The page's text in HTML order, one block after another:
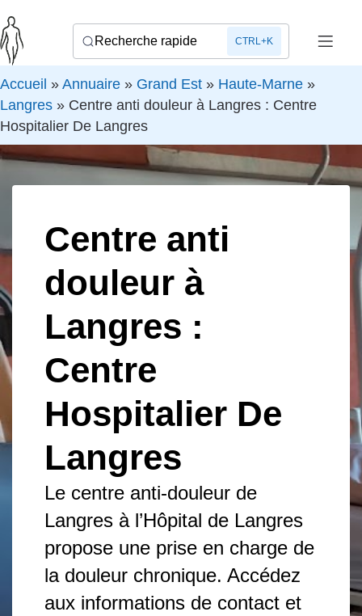
Recherche rapide CTRL+K
Accueil » Annuaire » Grand Est » Haute-Marne »
Langres » Centre anti douleur à Langres : Centre
Hospitalier De Langres
Centre anti
douleur à
Langres :
Centre
Hospitalier De
Langres
Le centre anti-douleur de
Langres à l’Hôpital de Langres
propose une prise en charge de
la douleur chronique. Accédez
aux informations de contact et